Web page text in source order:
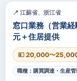
📍 江蘇省、浙江省
窓口業務（営業
元＋住居提供
💴 20,000〜
職種：購買調達・生産